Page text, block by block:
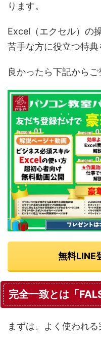
ります。
Excel（エクセル）の
苦手な方に役立つ特典
良かったら下記からご
無料LINE
完全一致とは「
まずは、よく使われ